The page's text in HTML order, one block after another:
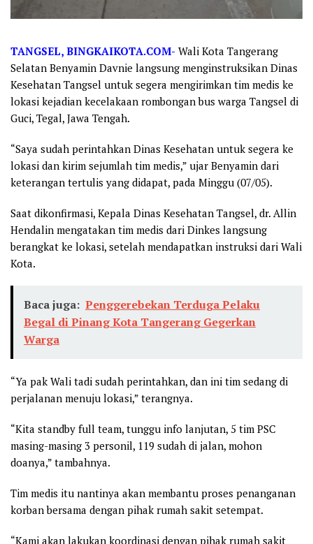
TANGSEL, BINGKAIKOTA.COM- Wali Kota Tangerang
Selatan Benyamin Davnie langsung menginstruksikan Dinas
Kesehatan Tangsel untuk segera mengirimkan tim medis ke
lokasi kejadian kecelakaan rombongan bus warga Tangsel di
Guci, Tegal, Jawa Tengah.
“Saya sudah perintahkan Dinas Kesehatan untuk segera ke
lokasi dan kirim sejumlah tim medis,” ujar Benyamin dari
keterangan tertulis yang didapat, pada Minggu (07/05).
Saat dikonfirmasi, Kepala Dinas Kesehatan Tangsel, dr. Allin
Hendalin mengatakan tim medis dari Dinkes langsung
berangkat ke lokasi, setelah mendapatkan instruksi dari Wali
Kota.
Baca juga: Penggerebekan Terduga Pelaku
Begal di Pinang Kota Tangerang Gegerkan
Warga
“Ya pak Wali tadi sudah perintahkan, dan ini tim sedang di
perjalanan menuju lokasi,” terangnya.
“Kita standby full team, tunggu info lanjutan, 5 tim PSC
masing-masing 3 personil, 119 sudah di jalan, mohon
doanya,” tambahnya.
Tim medis itu nantinya akan membantu proses penanganan
korban bersama dengan pihak rumah sakit setempat.
“Kami akan lakukan koordinasi dengan pihak rumah sakit